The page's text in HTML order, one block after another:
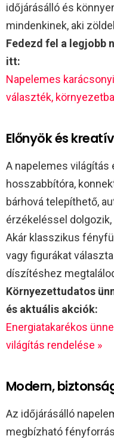
időjárásálló és
mindenkinek, aki
Fedezd fel a legjobb
itt:
Napelemes
választék,
Előnyök és
A napelemes világítás
hosszabbítóra,
bárhová telepíthető,
érzékeléssel
Akár klasszikus
vagy figurákat
díszítéshez
Környezettudatos
és aktuális akciók:
Energiatakarékos
világítás rendelése »
Modern,
Az időjárásálló
megbízható